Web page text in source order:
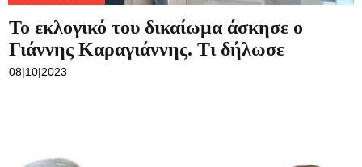
Το εκλογικό του δικαίωμα άσκησε ο
Γιάννης Καραγιάννης. Τι δήλωσε
08|10|2023